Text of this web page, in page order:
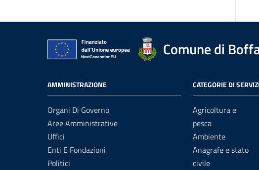
Comune di
AMMINISTRAZIONE
Organi Di Governo
Aree Amministrative
Uffici
Enti E Fondazioni
Politici
CATEGORIE DI
Agricoltura e
pesca
Ambiente
Anagrafe e stato
civile